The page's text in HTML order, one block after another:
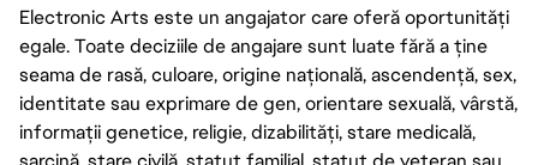
Electronic Arts este un angajator care oferă oportunități
egale. Toate deciziile de angajare sunt luate fără a ține
seama de rasă, culoare, origine națională, ascendență, sex,
identitate sau exprimare de gen, orientare sexuală, vârstă,
informații genetice, religie, dizabilități, stare medicală,